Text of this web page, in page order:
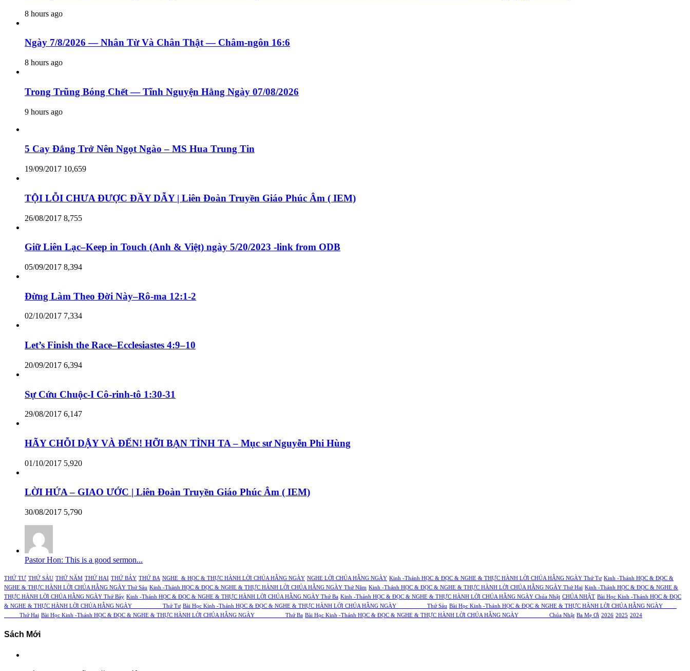
8 hours ago
Ngày 7/8/2026 — Nhân Từ Và Chân Thật — Châm-ngôn 16:6
8 hours ago
Trong Trũng Bóng Chết — Tĩnh Nguyện Hằng Ngày 07/08/2026
9 hours ago
5 Cay Đắng Trở Nên Ngọt Ngào – MS Hua Trung Tin
19/09/2017 10,659
TỘI LỖI CHƯA ĐƯỢC ĐẦY DẪY | Liên Đoàn Truyền Giáo Phúc Âm ( IEM)
26/08/2017 8,755
Giữ Liên Lạc–Keep in Touch (Anh & Việt) ngày 5/20/2023 -link from ODB
05/09/2017 8,394
Đừng Làm Theo Đời Này–Rô-ma 12:1-2
02/10/2017 7,334
Let’s Finish the Race–Ecclesiastes 4:9–10
20/09/2017 6,394
Sự Cứu Chuộc-I Cô-rinh-tô 1:30-31
29/08/2017 6,147
HÃY CHỖI DẬY VÀ ĐẾN! HỠI BẠN TÌNH TA – Mục sư Nguyễn Phi Hùng
01/10/2017 5,920
LỜI HỨA – GIAO ƯỚC | Liên Đoàn Truyền Giáo Phúc Âm ( IEM)
30/08/2017 5,790
Pastor Hon: This is a good sermon...
THỨ TƯ THỨ SÁU THỨ NĂM THỨ HAI THỨ BẢY THỨ BA NGHE & HỌC & THỰC HÀNH LỜI CHÚA HẰNG NGÀY NGHE LỜI CHÚA HẰNG NGÀY Kinh -Thánh HỌC & ĐỌC & NGHE & THỰC HÀNH LỜI CHÚA HẰNG NGÀY Thứ Tư Kinh -Thánh HỌC & ĐỌC &
NGHE & THỰC HÀNH LỜI CHÚA HẰNG NGÀY Thứ Sáu Kinh -Thánh HỌC & ĐỌC & NGHE & THỰC HÀNH LỜI CHÚA HẰNG NGÀY Thứ Năm Kinh -Thánh HỌC & ĐỌC & NGHE & THỰC HÀNH LỜI CHÚA HẰNG NGÀY Thứ Hai Kinh -Thánh HỌC & ĐỌC & NGHE &
THỰC HÀNH LỜI CHÚA HẰNG NGÀY Thứ Bảy Kinh -Thánh HỌC & ĐỌC & NGHE & THỰC HÀNH LỜI CHÚA HẰNG NGÀY Thứ Ba Kinh -Thánh HỌC & ĐỌC & NGHE & THỰC HÀNH LỜI CHÚA HẰNG NGÀY Chúa Nhật CHÚA NHẬT Bài Học Kinh -Thánh HỌC & ĐỌC
& NGHE & THỰC HÀNH LỜI CHÚA HẰNG NGÀY Thứ Tư Bài Học Kinh -Thánh HỌC & ĐỌC & NGHE & THỰC HÀNH LỜI CHÚA HẰNG NGÀY Thứ Sáu Bài Học Kinh -Thánh HỌC & ĐỌC & NGHE & THỰC HÀNH LỜI CHÚA HẰNG NGÀY
Thứ Hai Bài Học Kinh -Thánh HỌC & ĐỌC & NGHE & THỰC HÀNH LỜI CHÚA HẰNG NGÀY Thứ Ba Bài Học Kinh -Thánh HỌC & ĐỌC & NGHE & THỰC HÀNH LỜI CHÚA HẰNG NGÀY Chúa Nhật Ba Mẹ Ơi 2026 2025 2024
Sách Mới